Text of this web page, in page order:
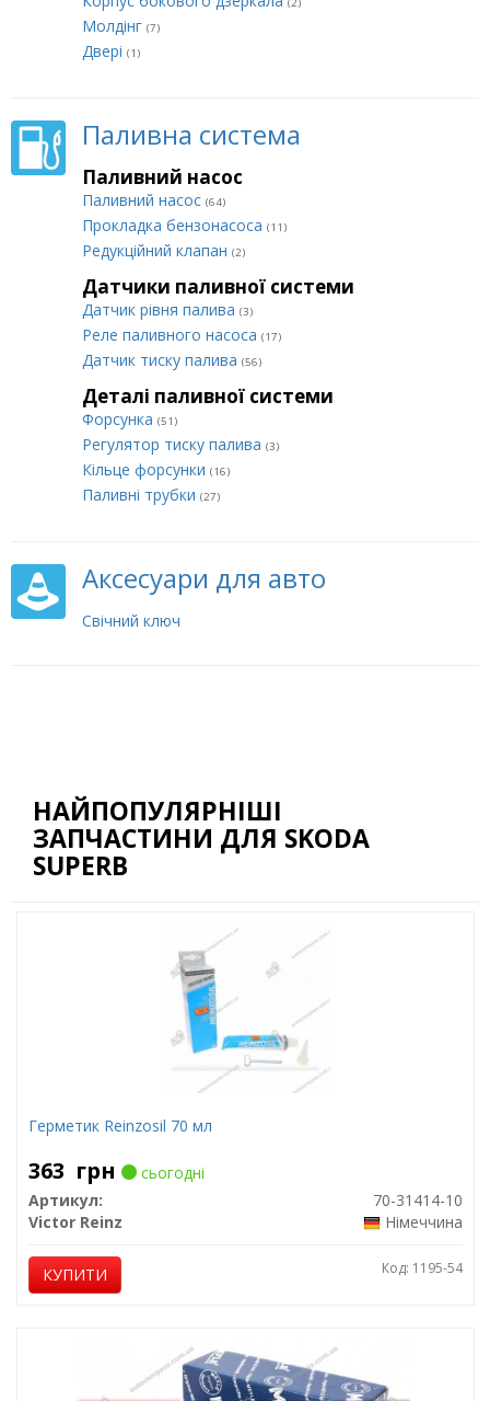
Молдінг (7)
Двері (1)
Паливна система
Паливний насос
Паливний насос (64)
Прокладка бензонасоса (11)
Редукційний клапан (2)
Датчики паливної системи
Датчик рівня палива (3)
Реле паливного насоса (17)
Датчик тиску палива (56)
Деталі паливної системи
Форсунка (51)
Регулятор тиску палива (3)
Кільце форсунки (16)
Паливні трубки (27)
Аксесуари для авто
Свічний ключ
НАЙПОПУЛЯРНІШІ
ЗАПЧАСТИНИ ДЛЯ SKODA
SUPERB
Герметик Reinzosil 70 мл
363 грн
сьогодні
Артикул:
70-31414-10
Victor Reinz
Німеччина
КУПИТИ Код: 1195-54